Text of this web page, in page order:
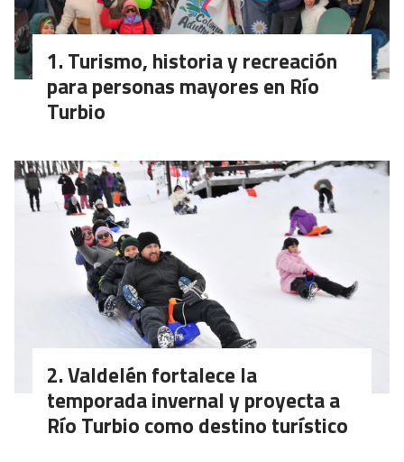
Turismo, historia y recreación
para personas mayores en Río
Turbio
Valdelén fortalece la
temporada invernal y proyecta a
Río Turbio como destino turístico